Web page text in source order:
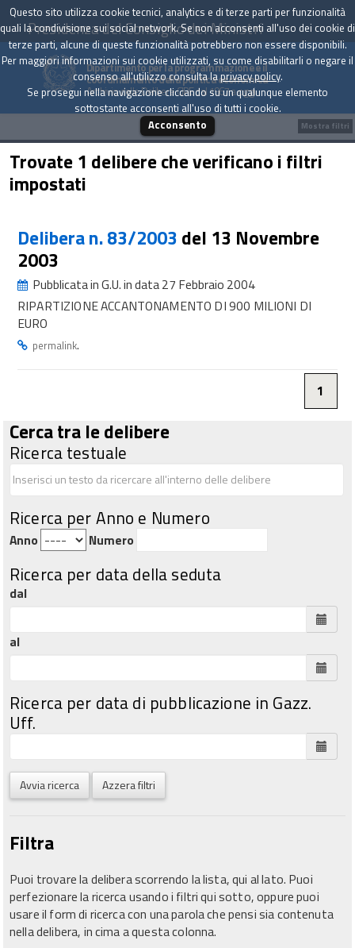
Presidenza del Consiglio dei Ministri
Dipartimento per la programmazione e il
coordinamento della politica economica
Archivio delle Delibere CIPE dal 1967 a oggi
Trovate 1 delibere che verificano i filtri
impostati
Delibera n. 83/2003 del 13 Novembre
2003
Pubblicata in G.U. in data 27 Febbraio 2004
RIPARTIZIONE ACCANTONAMENTO DI 900 MILIONI DI
EURO
permalink.
1
Cerca tra le delibere
Ricerca testuale
Ricerca per Anno e Numero
Anno Numero
Ricerca per data della seduta
dal
al
Ricerca per data di pubblicazione in Gazz.
Uff.
Avvia ricerca Azzera filtri
Filtra
Puoi trovare la delibera scorrendo la lista, qui al lato. Puoi
perfezionare la ricerca usando i filtri qui sotto, oppure puoi
usare il form di ricerca con una parola che pensi sia contenuta
nella delibera, in cima a questa colonna.
Mostra filtri
Questo sito utilizza cookie tecnici, analytics e di terze parti per funzionalità
quali la condivisione sui social network. Se non acconsenti all'uso dei cookie di
terze parti, alcune di queste funzionalità potrebbero non essere disponibili.
Per maggiori informazioni sui cookie utilizzati, su come disabilitarli o negare il
consenso all'utilizzo consulta laprivacy policy.
Se prosegui nella navigazione cliccando su un qualunque elemento
sottostante acconsenti all'uso di tutti i cookie.
Acconsento